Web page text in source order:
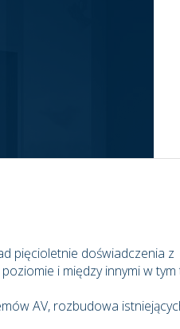
pięcioletnie doświadczenia z
i między innymi w tym
AV, rozbudowa